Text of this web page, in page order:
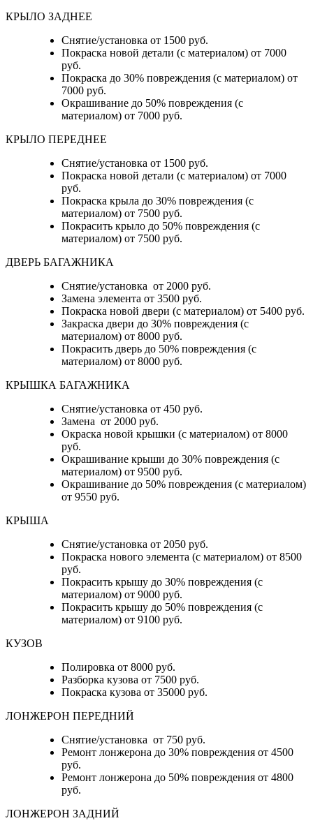
КРЫЛО ЗАДНЕЕ
Снятие/установка от 1500 руб.
Покраска новой детали (с материалом) от 7000
руб.
Покраска до 30% повреждения (с материалом) от
7000 руб.
Окрашивание до 50% повреждения (с
материалом) от 7000 руб.
КРЫЛО ПЕРЕДНЕЕ
Снятие/установка от 1500 руб.
Покраска новой детали (с материалом) от 7000
руб.
Покраска крыла до 30% повреждения (с
материалом) от 7500 руб.
Покрасить крыло до 50% повреждения (с
материалом) от 7500 руб.
ДВЕРЬ БАГАЖНИКА
Снятие/установка от 2000 руб.
Замена элемента от 3500 руб.
Покраска новой двери (с материалом) от 5400 руб.
Закраска двери до 30% повреждения (с
материалом) от 8000 руб.
Покрасить дверь до 50% повреждения (с
материалом) от 8000 руб.
КРЫШКА БАГАЖНИКА
Снятие/установка от 450 руб.
Замена от 2000 руб.
Окраска новой крышки (с материалом) от 8000
руб.
Окрашивание крыши до 30% повреждения (с
материалом) от 9500 руб.
Окрашивание до 50% повреждения (с материалом)
от 9550 руб.
КРЫША
Снятие/установка от 2050 руб.
Покраска нового элемента (с материалом) от 8500
руб.
Покрасить крышу до 30% повреждения (с
материалом) от 9000 руб.
Покрасить крышу до 50% повреждения (с
материалом) от 9100 руб.
КУЗОВ
Полировка от 8000 руб.
Разборка кузова от 7500 руб.
Покраска кузова от 35000 руб.
ЛОНЖЕРОН ПЕРЕДНИЙ
Снятие/установка от 750 руб.
Ремонт лонжерона до 30% повреждения от 4500
руб.
Ремонт лонжерона до 50% повреждения от 4800
руб.
ЛОНЖЕРОН ЗАДНИЙ